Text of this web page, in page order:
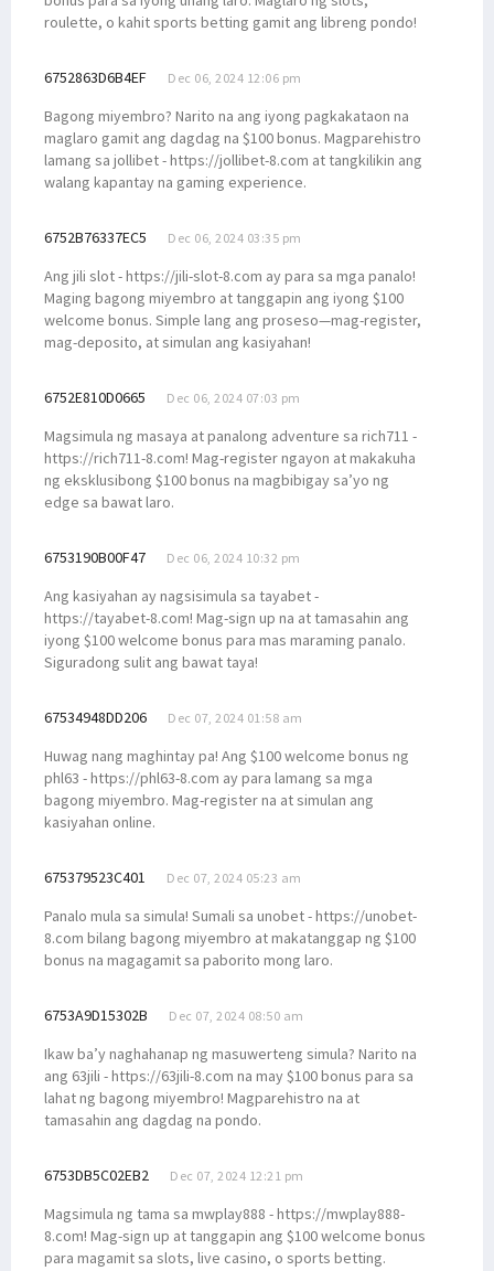
roulette, o kahit sports betting gamit ang libreng pondo!
6752863D6B4EF Dec 06, 2024 12:06 pm
Bagong miyembro? Narito na ang iyong pagkakataon na
maglaro gamit ang dagdag na $100 bonus. Magparehistro
lamang sa jollibet - https://jollibet-8.com at tangkilikin ang
walang kapantay na gaming experience.
6752B76337EC5 Dec 06, 2024 03:35 pm
Ang jili slot - https://jili-slot-8.com ay para sa mga panalo!
Maging bagong miyembro at tanggapin ang iyong $100
welcome bonus. Simple lang ang proseso—mag-register,
mag-deposito, at simulan ang kasiyahan!
6752E810D0665 Dec 06, 2024 07:03 pm
Magsimula ng masaya at panalong adventure sa rich711 -
https://rich711-8.com! Mag-register ngayon at makakuha
ng eksklusibong $100 bonus na magbibigay sa’yo ng
edge sa bawat laro.
6753190B00F47 Dec 06, 2024 10:32 pm
Ang kasiyahan ay nagsisimula sa tayabet -
https://tayabet-8.com! Mag-sign up na at tamasahin ang
iyong $100 welcome bonus para mas maraming panalo.
Siguradong sulit ang bawat taya!
67534948DD206 Dec 07, 2024 01:58 am
Huwag nang maghintay pa! Ang $100 welcome bonus ng
phl63 - https://phl63-8.com ay para lamang sa mga
bagong miyembro. Mag-register na at simulan ang
kasiyahan online.
675379523C401 Dec 07, 2024 05:23 am
Panalo mula sa simula! Sumali sa unobet - https://unobet-
8.com bilang bagong miyembro at makatanggap ng $100
bonus na magagamit sa paborito mong laro.
6753A9D15302B Dec 07, 2024 08:50 am
Ikaw ba’y naghahanap ng masuwerteng simula? Narito na
ang 63jili - https://63jili-8.com na may $100 bonus para sa
lahat ng bagong miyembro! Magparehistro na at
tamasahin ang dagdag na pondo.
6753DB5C02EB2 Dec 07, 2024 12:21 pm
Magsimula ng tama sa mwplay888 - https://mwplay888-
8.com! Mag-sign up at tanggapin ang $100 welcome bonus
para magamit sa slots, live casino, o sports betting.